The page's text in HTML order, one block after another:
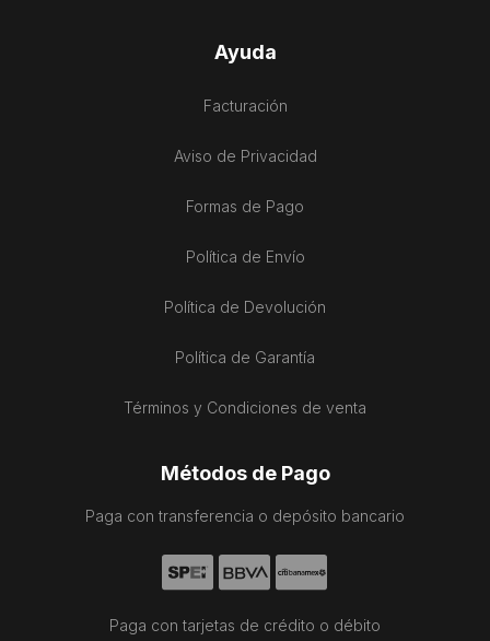
Ayuda
Facturación
Aviso de Privacidad
Formas de Pago
Política de Envío
Política de Devolución
Política de Garantía
Términos y Condiciones de venta
Métodos de Pago
Paga con transferencia o depósito bancario
Paga con tarjetas de crédito o débito